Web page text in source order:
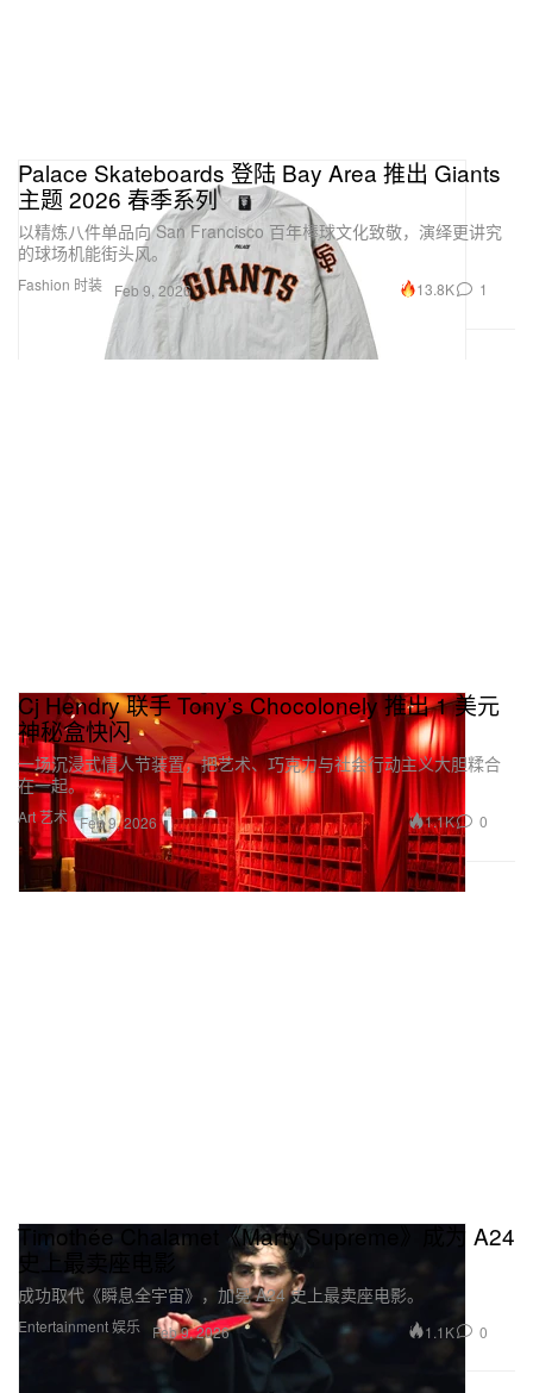
Fashion 时装
Palace Skateboards 登陆 Bay Area 推出 Giants
主题 2026 春季系列
以精炼八件单品向 San Francisco 百年棒球文化致敬，演绎更讲究
的球场机能街头风。
Feb 9, 2026 13.8K 1
Art 艺术
Cj Hendry 联手 Tony’s Chocolonely 推出 1 美元
神秘盒快闪
一场沉浸式情人节装置，把艺术、巧克力与社会行动主义大胆糅合
在一起。
Feb 9, 2026 1.1K 0
Entertainment 娱乐
Timothée Chalamet《Marty Supreme》成为 A24
史上最卖座电影
成功取代《瞬息全宇宙》，加冕 A24 史上最卖座电影。
Feb 9, 2026 1.1K 0